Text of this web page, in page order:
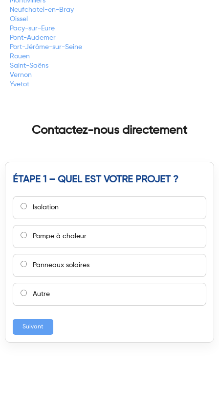
Neufchatel-en-Bray
Oissel
Pacy-sur-Eure
Pont-Audemer
Port-Jérôme-sur-Seine
Rouen
Saint-Saëns
Vernon
Yvetot
Contactez-nous directement
ÉTAPE 1 – QUEL EST VOTRE PROJET ?
Isolation
Pompe à chaleur
Panneaux solaires
Autre
Suivant